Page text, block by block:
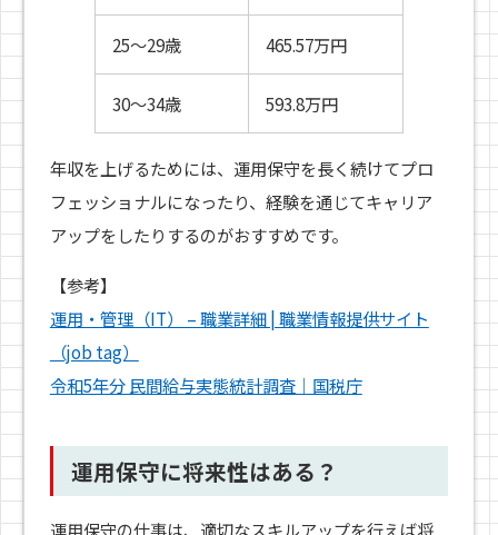
25〜29歳 465.57万円
30〜34歳 593.8万円
年収を上げるためには、運用保守を長く続けてプロ
フェッショナルになったり、経験を通じてキャリア
アップをしたりするのがおすすめです。
【参考】
運用・管理（IT） – 職業詳細 | 職業情報提供サイト
（job tag）
令和5年分 民間給与実態統計調査｜国税庁
運用保守に将来性はある？
運用保守の仕事は、適切なスキルアップを行えば将